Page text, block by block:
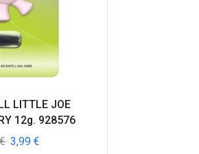
LITTLE JOE
12g. 928576
€ 3,99 €